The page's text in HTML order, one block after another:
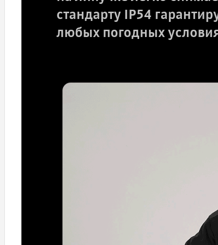
стандарту IP54
любых погодных